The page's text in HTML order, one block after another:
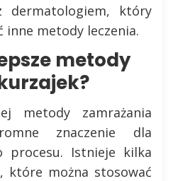
dermatologiem, który
inne metody leczenia.
metody
metody zamrażania
znaczenie dla
procesu. Istnieje kilka
które można stosować